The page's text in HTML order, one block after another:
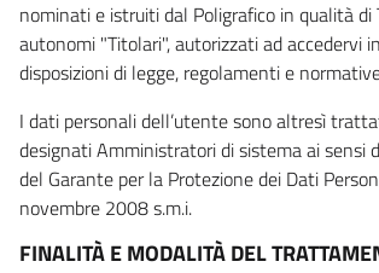
nominati e istruiti dal Poligrafico in qualità di
autonomi "Titolari", autorizzati ad accedervi
disposizioni di legge, regolamenti e
I dati personali dell’utente sono altresì
designati Amministratori di sistema ai sensi
del Garante per la Protezione dei Dati
novembre 2008 s.m.i.
FINALITÀ E MODALITÀ DEL